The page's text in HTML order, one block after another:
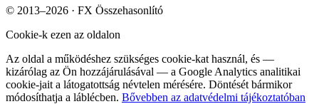
© 2013–2026 · FX Összehasonlító
Cookie-k ezen az oldalon
Az oldal a működéshez szükséges cookie-kat használ, és —
kizárólag az Ön hozzájárulásával — a Google Analytics analitikai
cookie-jait a látogatottság névtelen mérésére. Döntését bármikor
módosíthatja a láblécben. Bővebben az adatvédelmi tájékoztatóban